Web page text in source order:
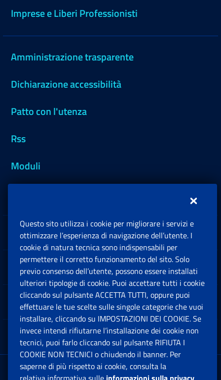
Imprese e Liberi Professionisti
Amministrazione trasparente
Dichiarazione accessibilità
Patto con l'utenza
Rss
Moduli
Sedi e Contatti
Software
Note Legali
App mobile
Sede Legale : Via Ciro il Grande, 21
Questo sito utilizza i cookie per migliorare i servizi e
ottimizzare l’esperienza di navigazione dell’utente. I
cookie di natura tecnica sono indispensabili per
permettere il corretto funzionamento del sito. Solo
previo consenso dell’utente, possono essere installati
ulteriori tipologie di cookie. Puoi accettare tutti i cookie
cliccando sul pulsante ACCETTA TUTTI, oppure puoi
effettuare le tue scelte sulle singole categorie che vuoi
installare, cliccando su IMPOSTAZIONI DEI COOKIE. Se
invece intendi rifiutarne l’installazione dei cookie non
tecnici, puoi farlo cliccando sul pulsante RIFIUTA I
COOKIE NON TECNICI o chiudendo il banner. Per
saperne di più rispetto ai cookie, consulta la